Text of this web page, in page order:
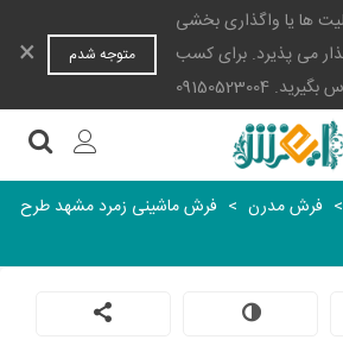
ها یا واگذاری بخشی
می پذیرد. برای کسب
09150523004
متوجه شدم ×
> فرش مدرن > فرش ماشینی زمرد مشهد طرح